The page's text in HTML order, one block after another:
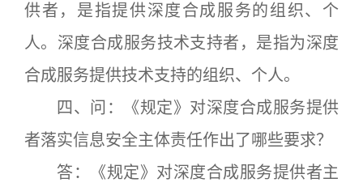
供者，是指提供深度合成服务的组织、个
人。深度合成服务技术支持者，是指为深度
合成服务提供技术支持的组织、个人。
四、问：《规定》对深度合成服务提供
者落实信息安全主体责任作出了哪些要求？
答：《规定》对深度合成服务提供者主